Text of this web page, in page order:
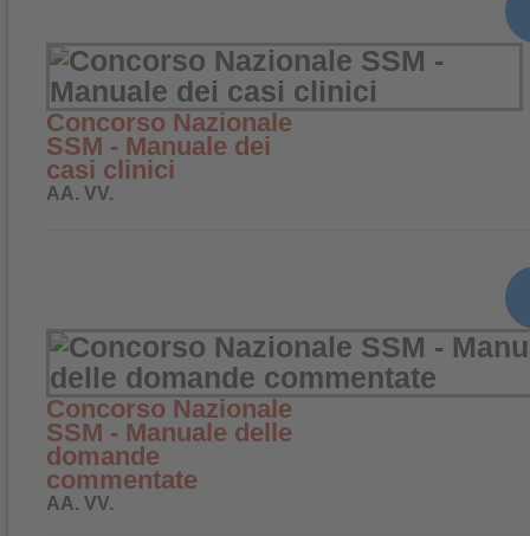
Concorso Nazionale
SSM - Manuale dei
casi clinici
AA. VV.
Concorso Nazionale
SSM - Manuale delle
domande
commentate
AA. VV.